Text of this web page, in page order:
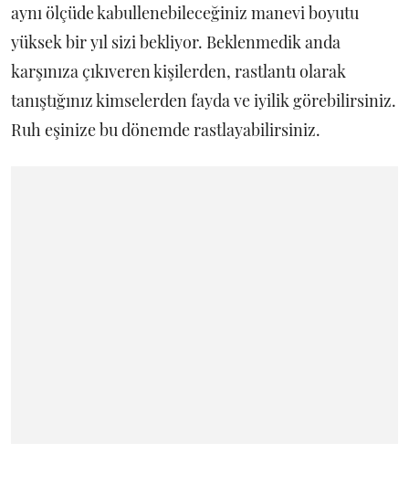
aynı ölçüde kabullenebileceğiniz manevi boyutu
yüksek bir yıl sizi bekliyor. Beklenmedik anda
karşınıza çıkıveren kişilerden, rastlantı olarak
tanıştığınız kimselerden fayda ve iyilik görebilirsiniz.
Ruh eşinize bu dönemde rastlayabilirsiniz.